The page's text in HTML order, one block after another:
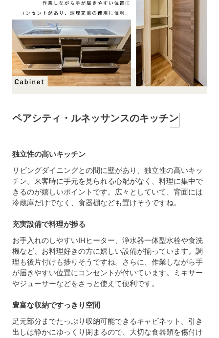
ペアシティ・ルネッサンスのキッチン
独立性の高いキッチン
リビングダイニングとの間に壁があり、独立性の高いキッ
チン。来客時に手元を見られる心配がなく、料理に集中で
きるのが嬉しいポイントです。広々としていて、背面には
冷蔵庫だけでなく、食器棚なども置けそうですね。
充実設備で料理が捗る
お手入れのしやすいIHヒーター、浄水器一体型水栓や食洗
機など、お料理好きの方に嬉しい設備が揃っています。調
理も後片付けも捗りそうですね。さらに、作業しながら手
が届きやすい位置にコンセントが付いています。ミキサー
やジューサーなどをさっと使えて便利です。
豊富な収納ですっきり空間
足元部分までたっぷり収納可能できるキャビネット。引き
出しは静かにゆっくり閉まるので、大切な食器類を傷付け